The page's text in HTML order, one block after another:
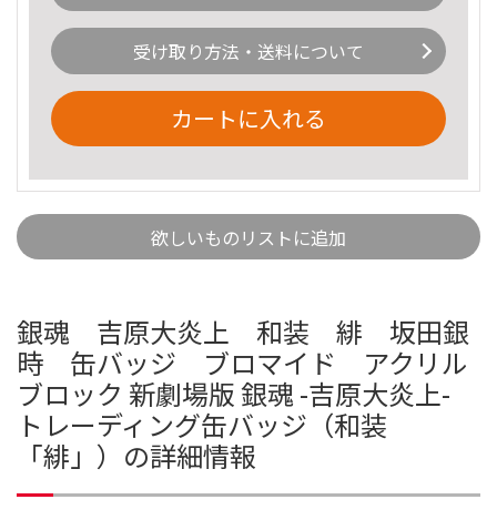
受け取り方法・送料について
カートに入れる
欲しいものリストに追加
銀魂 吉原大炎上 和装 緋 坂田銀
時 缶バッジ ブロマイド アクリル
ブロック 新劇場版 銀魂 -吉原大炎上-
トレーディング缶バッジ（和装
「緋」）の詳細情報